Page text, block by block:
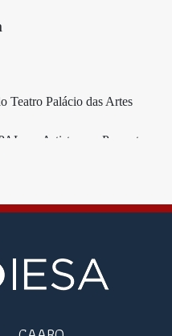
Palácio das Artes
Artistas, Promotores
levar notebook e